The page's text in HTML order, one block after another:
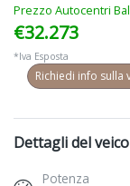
Prezzo Autocentri
€32.273
*Iva Esposta
Richiedi info sulla
Dettagli del
Potenza